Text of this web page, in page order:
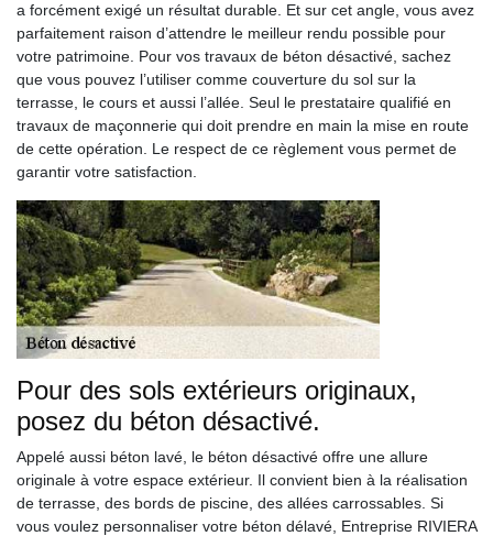
a forcément exigé un résultat durable. Et sur cet angle, vous avez
parfaitement raison d’attendre le meilleur rendu possible pour
votre patrimoine. Pour vos travaux de béton désactivé, sachez
que vous pouvez l’utiliser comme couverture du sol sur la
terrasse, le cours et aussi l’allée. Seul le prestataire qualifié en
travaux de maçonnerie qui doit prendre en main la mise en route
de cette opération. Le respect de ce règlement vous permet de
garantir votre satisfaction.
Pour des sols extérieurs originaux,
posez du béton désactivé.
Appelé aussi béton lavé, le béton désactivé offre une allure
originale à votre espace extérieur. Il convient bien à la réalisation
de terrasse, des bords de piscine, des allées carrossables. Si
vous voulez personnaliser votre béton délavé, Entreprise RIVIERA